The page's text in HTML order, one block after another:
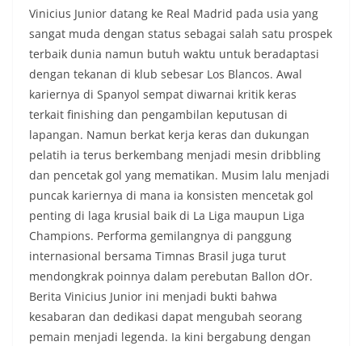
Vinicius Junior datang ke Real Madrid pada usia yang
sangat muda dengan status sebagai salah satu prospek
terbaik dunia namun butuh waktu untuk beradaptasi
dengan tekanan di klub sebesar Los Blancos. Awal
kariernya di Spanyol sempat diwarnai kritik keras
terkait finishing dan pengambilan keputusan di
lapangan. Namun berkat kerja keras dan dukungan
pelatih ia terus berkembang menjadi mesin dribbling
dan pencetak gol yang mematikan. Musim lalu menjadi
puncak kariernya di mana ia konsisten mencetak gol
penting di laga krusial baik di La Liga maupun Liga
Champions. Performa gemilangnya di panggung
internasional bersama Timnas Brasil juga turut
mendongkrak poinnya dalam perebutan Ballon dOr.
Berita Vinicius Junior ini menjadi bukti bahwa
kesabaran dan dedikasi dapat mengubah seorang
pemain menjadi legenda. Ia kini bergabung dengan